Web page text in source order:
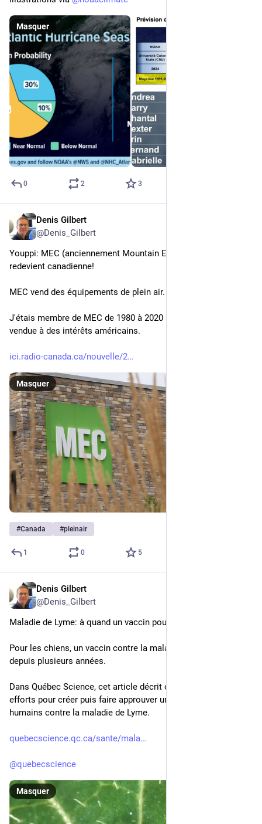
Masquer
0 2 3
Denis Gilbert
@Denis_Gilbert
Youppi: MEC (anciennement Mountain Equipment Co-op)
redevient canadienne!
MEC vend des équipements de plein air.
J'étais membre de MEC de 1980 à 2020 avant qu'elle ne soit
vendue à des intérêts américains.
ici.radio-canada.ca/nouvelle/2
Masquer
#Canada #pleinair
1 0 5
Denis Gilbert
@Denis_Gilbert
Maladie de Lyme: à quand un vaccin pour les humains?
Pour les chiens, un vaccin contre la maladie de Lyme existe
depuis plusieurs années.
Dans Québec Science, cet article décrit où en sont rendus les
efforts pour créer puis faire approuver un vaccin pour les
humains contre la maladie de Lyme.
quebecscience.qc.ca/sante/mala
@quebecscience
Masquer